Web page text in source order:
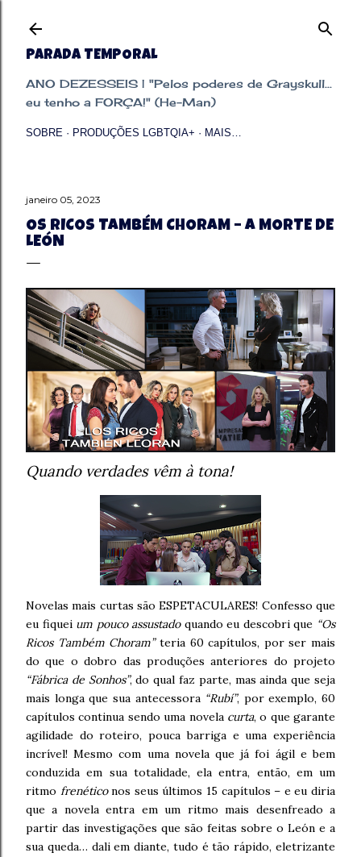
PARADA TEMPORAL
ANO DEZESSEIS | "Pelos poderes de Grayskull...
eu tenho a FORÇA!" (He-Man)
SOBRE PRODUÇÕES LGBTQIA+ MAIS…
janeiro 05, 2023
OS RICOS TAMBÉM CHORAM – A MORTE DE
LEÓN
Quando verdades vêm à tona!
Novelas mais curtas são ESPETACULARES! Confesso que
eu fiquei um pouco assustadoquando eu descobri que “Os
Ricos Também Choram”teria 60 capítulos, por ser mais
do que o dobro das produções anteriores do projeto
“Fábrica de Sonhos”, do qual faz parte, mas ainda que seja
mais longa que sua antecessora “Rubí”, por exemplo, 60
capítulos continua sendo uma novela curta, o que garante
agilidade do roteiro, pouca barriga e uma experiência
incrível! Mesmo com uma novela que já foi ágil e bem
conduzida em sua totalidade, ela entra, então, em um
ritmo frenéticonos seus últimos 15 capítulos – e eu diria
que a novela entra em um ritmo mais desenfreado a
partir das investigações que são feitas sobre o León e a
sua queda… dali em diante, tudo é tão rápido, eletrizante